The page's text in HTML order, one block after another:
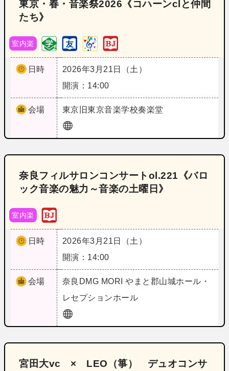
東京・春・音楽祭2026《コハーンclと仲間
たち》
室内楽
日時
2026年3月21日（土）
開演：14:00
会場 東京 旧東京音楽学校奏楽堂
奈良フィルサロンコンサートol.221《バロ
ック音楽の魅力～音楽の土曜日》
室内楽
日時
2026年3月21日（土）
開演：14:00
会場 奈良 DMG MORI やまと郡山城ホール・
レセプションホール
宮田大vc × LEO（箏） デュオコンサ